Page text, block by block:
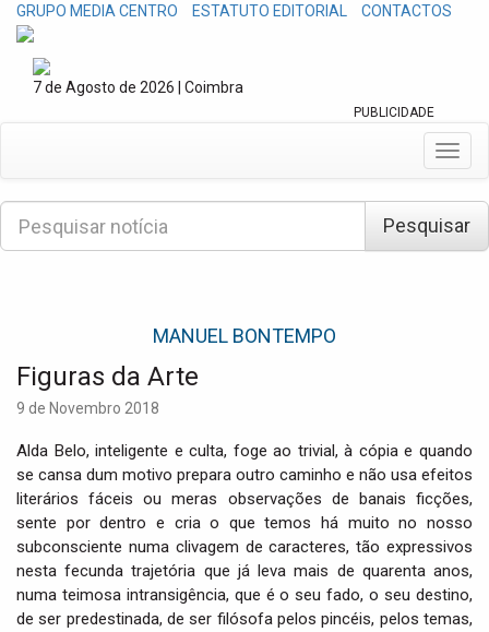
GRUPO MEDIA CENTRO ESTATUTO EDITORIAL CONTACTOS
7 de Agosto de 2026 | Coimbra
PUBLICIDADE
T
o
g
o
n
P
s
Pesquisar
MANUEL BONTEMPO
Figuras da Arte
9 de Novembro 2018
Alda Belo, inteligente e culta, foge ao trivial, à cópia e quando
se cansa dum motivo prepara outro caminho e não usa efeitos
literários fáceis ou meras observações de banais ficções,
sente por dentro e cria o que temos há muito no nosso
subconsciente numa clivagem de caracteres, tão expressivos
nesta fecunda trajetória que já leva mais de quarenta anos,
numa teimosa intransigência, que é o seu fado, o seu destino,
de ser predestinada, de ser filósofa pelos pincéis, pelos temas,